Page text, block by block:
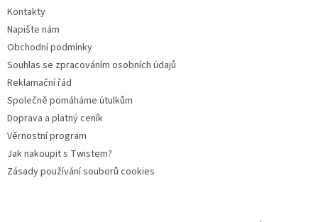
Kontakty
Napište nám
Obchodní podmínky
Souhlas se zpracováním osobních údajů
Reklamační řád
Společně pomáháme útulkům
Doprava a platný ceník
Věrnostní program
Jak nakoupit s Twistem?
Zásady používání souborů cookies